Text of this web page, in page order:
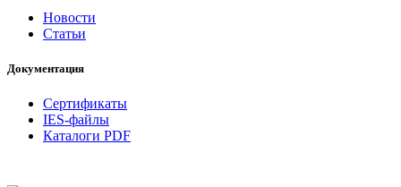
Новости
Статьи
Документация
Сертификаты
IES-файлы
Каталоги PDF